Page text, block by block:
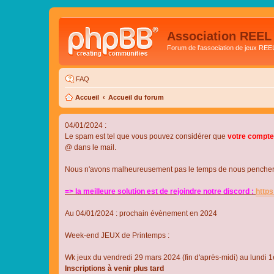
Association REEL
Forum de l'association de jeux REEL
FAQ
Accueil Accueil du forum
04/01/2024 :
Le spam est tel que vous pouvez considérer que votre
@ dans le mail.
Nous n'avons malheureusement pas le temps de nous
=> la meilleure solution est de rejoindre notre discord :
Au 04/01/2024 : prochain évènement en 2024
Week-end JEUX de Printemps :
Wk jeux du vendredi 29 mars 2024 (fin d'après-midi) au lundi
Inscriptions à venir plus tard